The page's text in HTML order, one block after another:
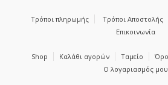
Τρόποι πληρωμής Τρόποι Αποστολής
Επικοινωνία
Shop Καλάθι αγορών Ταμείο
Ο λογαριασμός μου